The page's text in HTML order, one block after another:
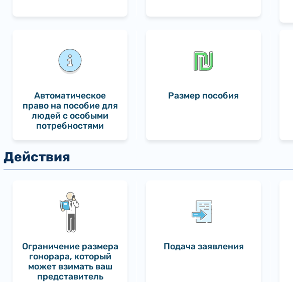
Автоматическое
право на пособие для
людей с особыми
потребностями
Размер пособия
Ограничение размера
гонорара, который
может взимать ваш
представитель
Подача заявления